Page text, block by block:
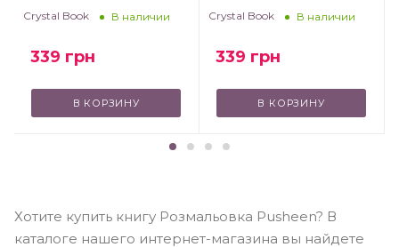
Crystal Book В наличии
339 грн
В КОРЗИНУ
Crystal Book В наличии
339 грн
В КОРЗИНУ
Хотите купить книгу Розмальовка Pusheen? В
каталоге нашего интернет-магазина вы найдете